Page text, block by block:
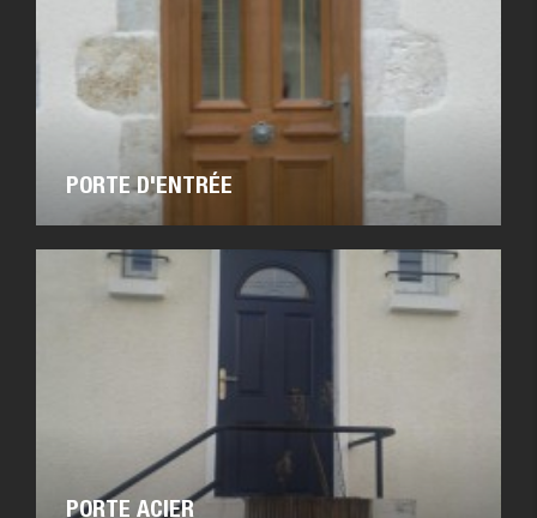
PORTE D'ENTRÉE
PORTE ACIER